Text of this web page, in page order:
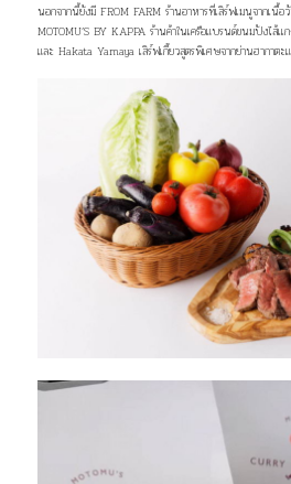
นอกจากนี้ยังมี FROM FARM ร้านอาหารที่เสิร์ฟเมนูจากเนื้อวั
MOTOMU’S BY KAPPA ร้านค้าในเครือแบรนด์ขนมปังไส้เ
และ Hakata Yamaya เสิร์ฟเกี๊ยวสูตรพิเศษจากย่านฮากาตะ